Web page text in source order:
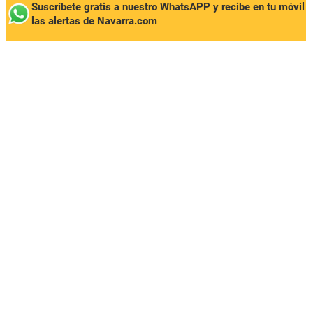
Suscríbete gratis a nuestro WhatsAPP y recibe en tu móvil
las alertas de Navarra.com